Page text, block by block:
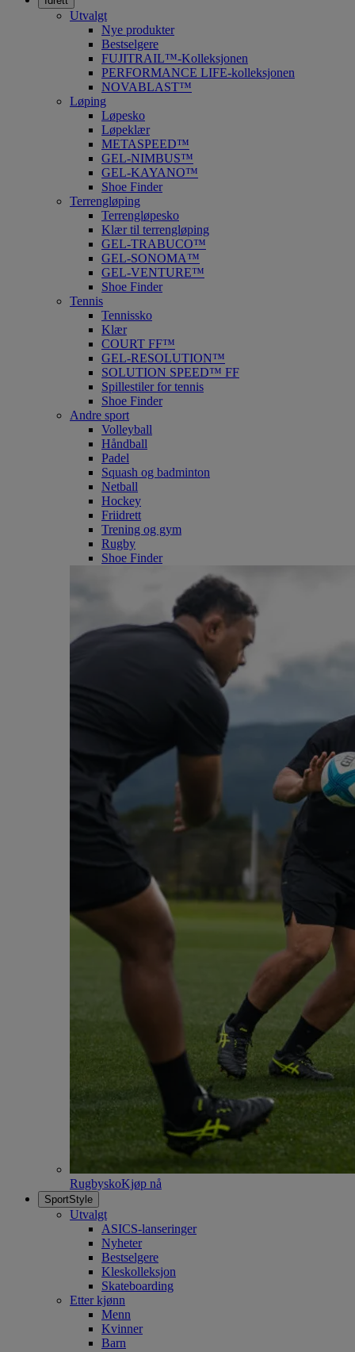
Utvalgt
Nye produkter
Bestselgere
FUJITRAIL™-Kolleksjonen
PERFORMANCE LIFE-kolleksjonen
NOVABLAST™
Løping
Løpesko
Løpeklær
METASPEED™
GEL-NIMBUS™
GEL-KAYANO™
Shoe Finder
Terrengløping
Terrengløpesko
Klær til terrengløping
GEL-TRABUCO™
GEL-SONOMA™
GEL-VENTURE™
Shoe Finder
Tennis
Tennissko
Klær
COURT FF™
GEL-RESOLUTION™
SOLUTION SPEED™ FF
Spillestiler for tennis
Shoe Finder
Andre sport
Volleyball
Håndball
Padel
Squash og badminton
Netball
Hockey
Friidrett
Trening og gym
Rugby
Shoe Finder
RugbyskoKjøp nå
SportStyle
Utvalgt
ASICS-lanseringer
Nyheter
Bestselgere
Kleskolleksjon
Skateboarding
Etter kjønn
Menn
Kvinner
Barn